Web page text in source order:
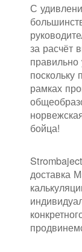
С
за расчёт
правильно
поскольку
рамках
бойца!
доставка